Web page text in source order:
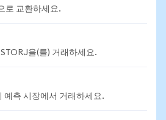
로 교환하세요.
을(를) 거래하세요.
예측 시장에서 거래하세요.